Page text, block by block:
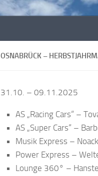
OSNABRÜCK –
31.10. – 09.11.2025
AS „Racing Cars“ –
AS „Super Cars“ –
Musik Express –
Power Express –
Lounge 360° –